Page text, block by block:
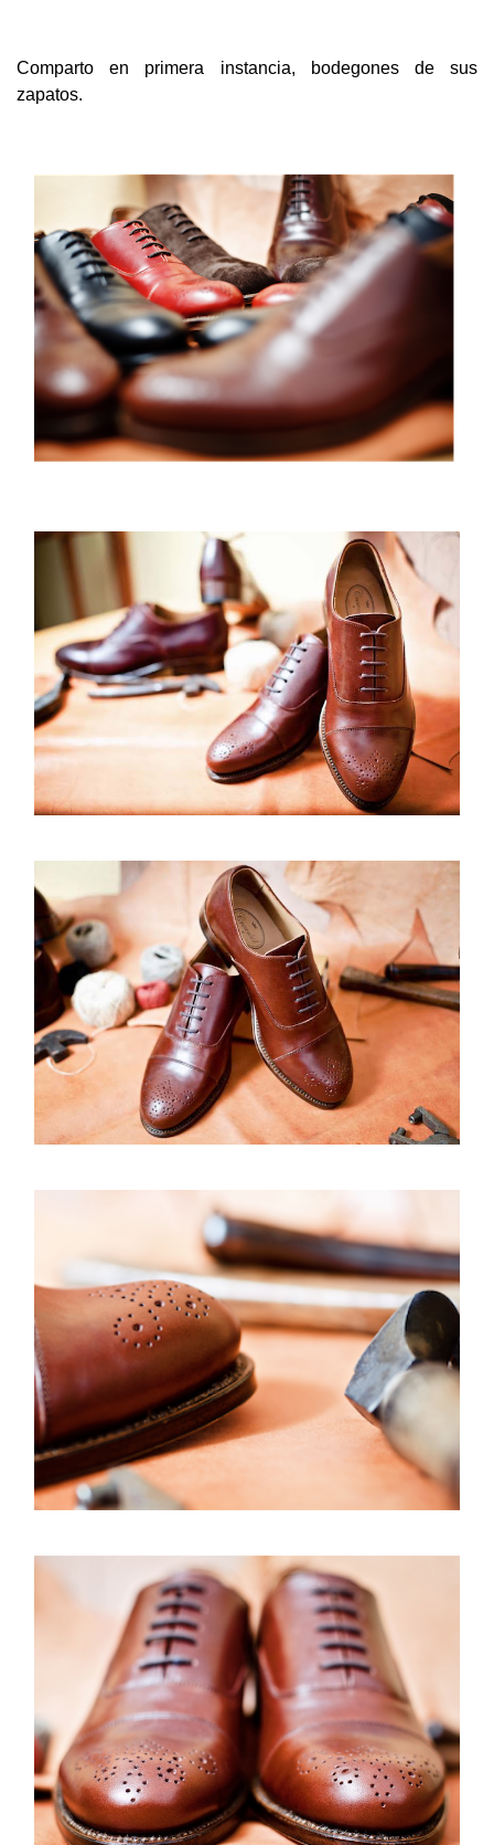
Comparto en primera instancia, bodegones de sus
zapatos.